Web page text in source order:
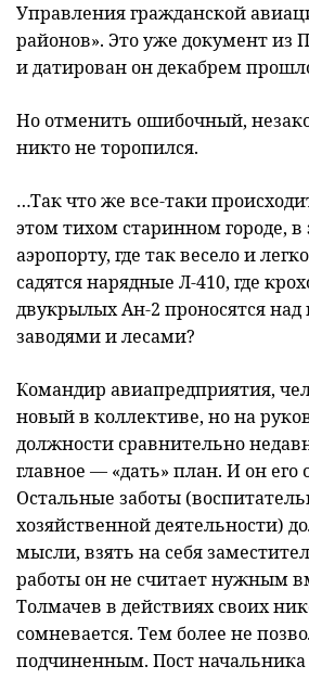
Управления гражданской
районов». Это уже документ из
и датирован он декабрем
Но отменить ошибочный,
никто не торопился.
…Так что же все-таки
этом тихом старинном городе,
аэропорту, где так весело и
садятся нарядные Л-410, где
двукрылых Ан-2 проносятся
заводями и лесами?
Командир авиапредприятия,
новый в коллективе, но на
должности сравнительно
главное — «дать» план. И он его
Остальные заботы
хозяйственной деятельности)
мысли, взять на себя
работы он не считает нужным
Толмачев в действиях своих
сомневается. Тем более не
подчиненным. Пост